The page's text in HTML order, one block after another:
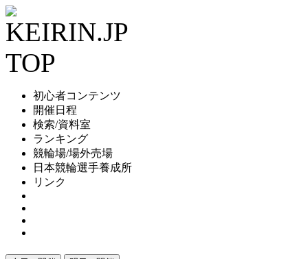
初心者コンテンツ
開催日程
検索/資料室
ランキング
競輪場/場外売場
日本競輪選手養成所
リンク